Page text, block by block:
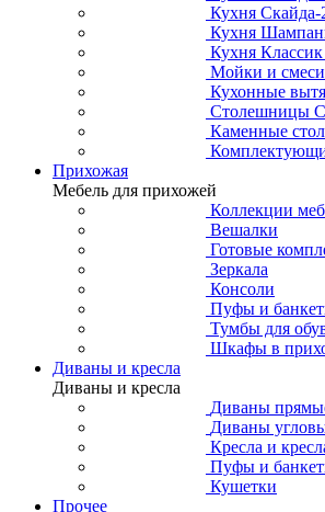
Кухня Скайда-
Кухня
Кухня
Мойки и
Кухонные
Столешницы
Каменные
Прихожая
Мебель для прихожей
Коллекции
Вешалки
Готовые
Зеркала
Консоли
Пуфы и
Тумбы для
Шкафы в
Диваны и кресла
Диваны и кресла
Диваны
Диваны
Кресла и
Пуфы и
Кушетки
Прочее